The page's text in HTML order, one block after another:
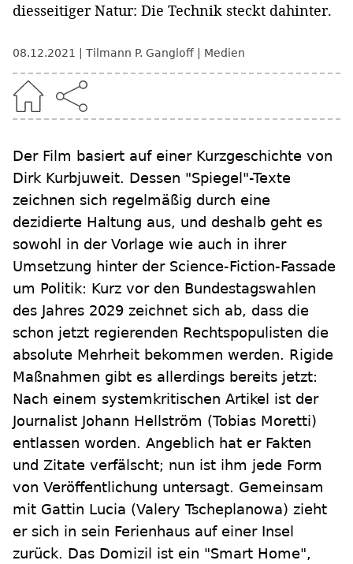
diesseitiger Natur: Die Technik steckt dahinter.
08.12.2021 Tilmann P. Gangloff Medien
Der Film basiert auf einer Kurzgeschichte von
Dirk Kurbjuweit. Dessen "Spiegel"-Texte
zeichnen sich regelmäßig durch eine
dezidierte Haltung aus, und deshalb geht es
sowohl in der Vorlage wie auch in ihrer
Umsetzung hinter der Science-Fiction-Fassade
um Politik: Kurz vor den Bundestagswahlen
des Jahres 2029 zeichnet sich ab, dass die
schon jetzt regierenden Rechtspopulisten die
absolute Mehrheit bekommen werden. Rigide
Maßnahmen gibt es allerdings bereits jetzt:
Nach einem systemkritischen Artikel ist der
Journalist Johann Hellström (Tobias Moretti)
entlassen worden. Angeblich hat er Fakten
und Zitate verfälscht; nun ist ihm jede Form
von Veröffentlichung untersagt. Gemeinsam
mit Gattin Lucia (Valery Tscheplanowa) zieht
er sich in sein Ferienhaus auf einer Insel
zurück. Das Domizil ist ein "Smart Home",